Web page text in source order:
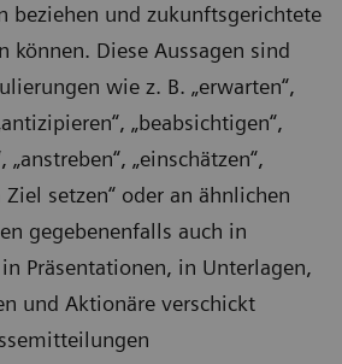
beziehen und zukunftsgerichtete
können. Diese Aussagen sind
wie z. B. „erwarten“,
„beabsichtigen“,
„anstreben“, „einschätzen“,
Ziel setzen“ oder an ähnlichen
gegebenenfalls auch in
Präsentationen, in Unterlagen,
und Aktionäre verschickt